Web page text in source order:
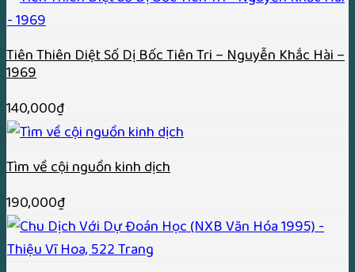
Tiên Thiên Diệt Số Dị Bốc Tiên Tri – Nguyễn Khắc Hài –
1969
140,000₫
Tìm về cội nguồn kinh dịch
190,000₫